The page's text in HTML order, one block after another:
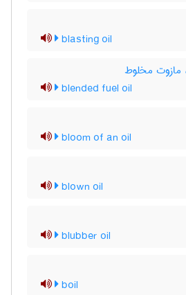
blasting oil
مازوت مخلوط
blended fuel oil
bloom of an oil
blown oil
blubber oil
boil